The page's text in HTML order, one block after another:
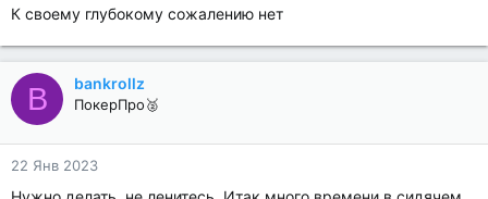
К своему глубокому сожалению нет
B bankrollz
ПокерПро🥈
22 Янв 2023